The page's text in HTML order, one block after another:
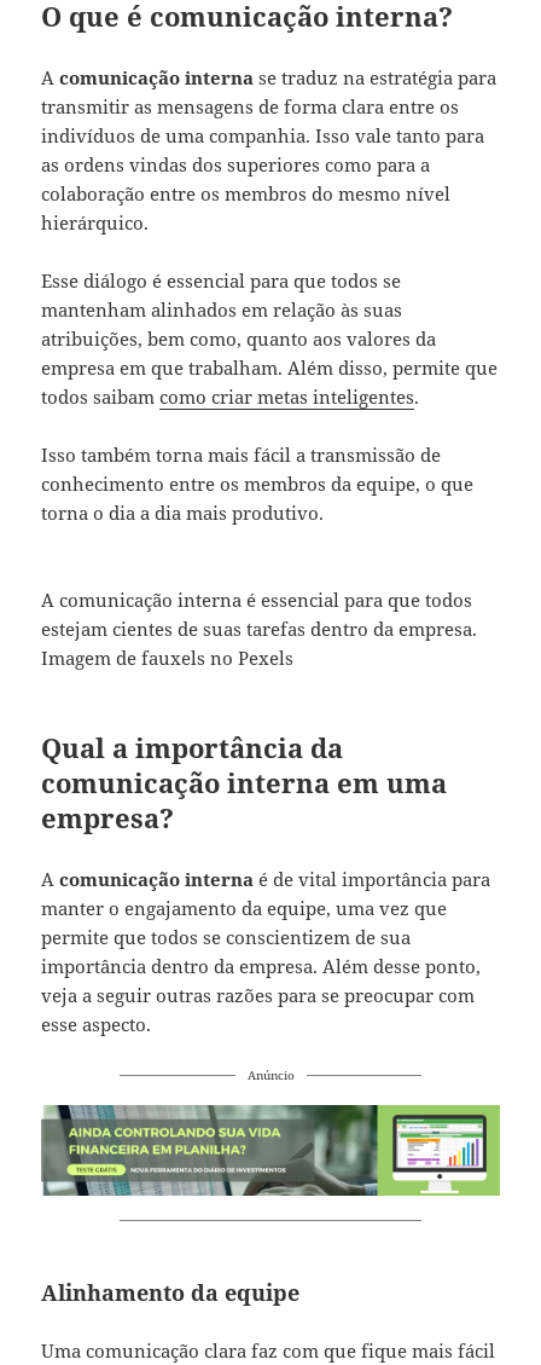
O que é comunicação interna?
Acomunicação interna se traduz na estratégia para
transmitir as mensagens de forma clara entre os
indivíduos de uma companhia. Isso vale tanto para
as ordens vindas dos superiores como para a
colaboração entre os membros do mesmo nível
hierárquico.
Esse diálogo é essencial para que todos se
mantenham alinhados em relação às suas
atribuições, bem como, quanto aos valores da
empresa em que trabalham. Além disso, permite que
todos saibamcomo criar metas inteligentes.
Isso também torna mais fácil a transmissão de
conhecimento entre os membros da equipe, o que
torna o dia a dia mais produtivo.
A comunicação interna é essencial para que todos
estejam cientes de suas tarefas dentro da empresa.
Imagem de fauxels no Pexels
Qual a importância da
comunicação interna em uma
empresa?
Acomunicação interna é de vital importância para
manter o engajamento da equipe, uma vez que
permite que todos se conscientizem de sua
importância dentro da empresa. Além desse ponto,
veja a seguir outras razões para se preocupar com
esse aspecto.
Anúncio
Alinhamento da equipe
Uma comunicação clara faz com que fique mais fácil